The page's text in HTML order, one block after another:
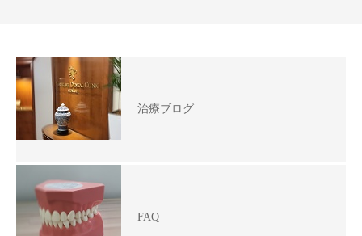
治療ブログ
FAQ